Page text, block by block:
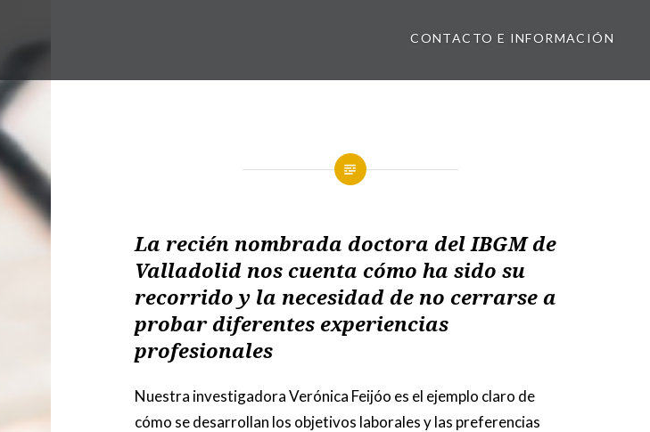
CONTACTO E INFORMACIÓN
La recién nombrada doctora del IBGM de
Valladolid nos cuenta cómo ha sido su
recorrido y la necesidad de no cerrarse a
probar diferentes experiencias
profesionales
Nuestra investigadora Verónica Feijóo es el ejemplo claro de
cómo se desarrollan los objetivos laborales y las preferencias